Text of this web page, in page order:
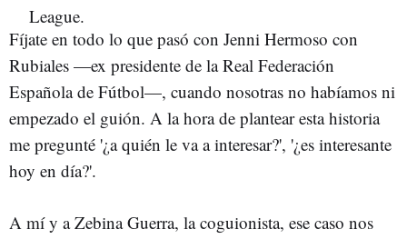
Fíjate en todo lo que pasó con Jenni Hermoso con
Rubiales —ex presidente de la Real Federación
Española de Fútbol—, cuando nosotras no habíamos ni
empezado el guión. A la hora de plantear esta historia
me pregunté '¿a quién le va a interesar?', '¿es interesante
hoy en día?'.
A mí y a Zebina Guerra, la coguionista, ese caso nos